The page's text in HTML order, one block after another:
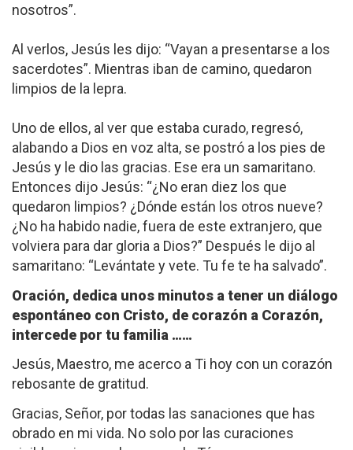
nosotros”.
Al verlos, Jesús les dijo: “Vayan a presentarse a los
sacerdotes”. Mientras iban de camino, quedaron
limpios de la lepra.
Uno de ellos, al ver que estaba curado, regresó,
alabando a Dios en voz alta, se postró a los pies de
Jesús y le dio las gracias. Ese era un samaritano.
Entonces dijo Jesús: “¿No eran diez los que
quedaron limpios? ¿Dónde están los otros nueve?
¿No ha habido nadie, fuera de este extranjero, que
volviera para dar gloria a Dios?” Después le dijo al
samaritano: “Levántate y vete. Tu fe te ha salvado”.
Oración, dedica unos minutos a tener un diálogo
espontáneo con Cristo, de corazón a Corazón,
intercede por tu familia ……
Jesús, Maestro, me acerco a Ti hoy con un corazón
rebosante de gratitud.
Gracias, Señor, por todas las sanaciones que has
obrado en mi vida. No solo por las curaciones